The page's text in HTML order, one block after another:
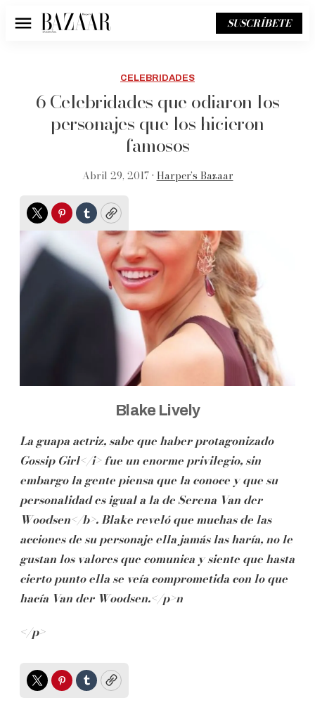
Menú SUSCRÍBETE
CELEBRIDADES
6 Celebridades que odiaron los
personajes que los hicieron
famosos
Abril 29, 2017 • Harper’s Bazaar
TwitterPinterest
TumblrCopy
Blake Lively
La guapa actriz, sabe que haber protagonizado
Gossip Girl</i> fue un enorme privilegio, sin
embargo la gente piensa que la conoce y que su
personalidad es igual a la deSerena Van der
Woodsen</b>. Blake reveló que muchas de las
acciones de su personaje ella jamás las haría, no le
gustan los valores que comunica y siente que hasta
cierto punto ella se veía comprometida con lo que
hacía Van der Woodsen.</p>n
</p>
TwitterPinterest
TumblrCopy